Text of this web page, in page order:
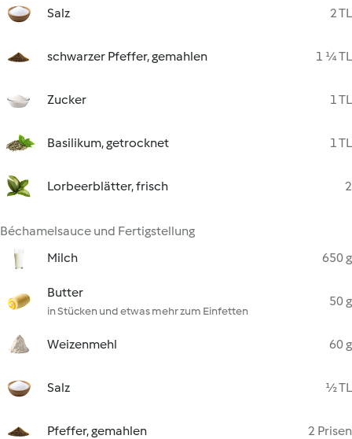
Salz 2 TL
schwarzer Pfeffer, gemahlen 1 ¼ TL
Zucker 1 TL
Basilikum, getrocknet 1 TL
Lorbeerblätter, frisch 2
Béchamelsauce und Fertigstellung
Milch
650 g
Butter
in Stücken und etwas mehr zum Einfetten
50 g
Weizenmehl 60 g
Salz ½ TL
Pfeffer, gemahlen 2 Prisen